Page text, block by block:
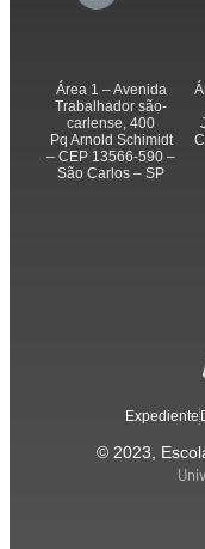
Área 1 – Avenida
Trabalhador são-
carlense, 400
Pq Arnold Schimidt
– CEP 13566-590 –
São Carlos – SP
Expediente
© 2023,